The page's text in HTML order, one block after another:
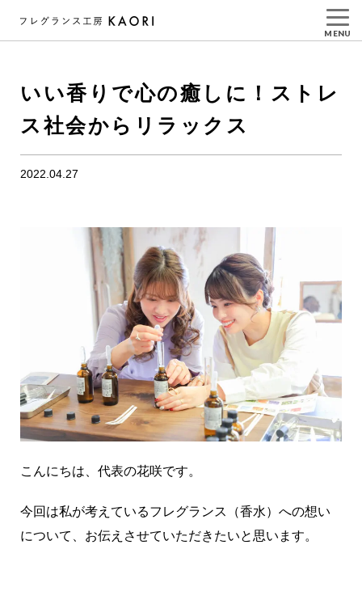
MENU
いい香りで心の癒しに！ストレ
ス社会からリラックス
2022.04.27
こんにちは、代表の花咲です。
今回は私が考えているフレグランス（香水）への想い
について、お伝えさせていただきたいと思います。